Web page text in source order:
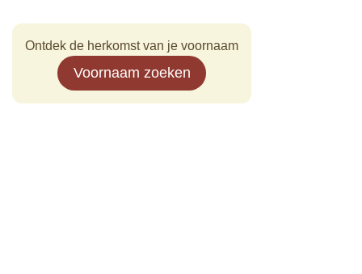
Ontdek de herkomst van je voornaam
Voornaam zoeken